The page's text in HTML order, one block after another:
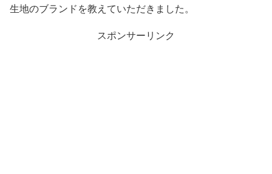
生地のブランドを教えていただきました。
スポンサーリンク